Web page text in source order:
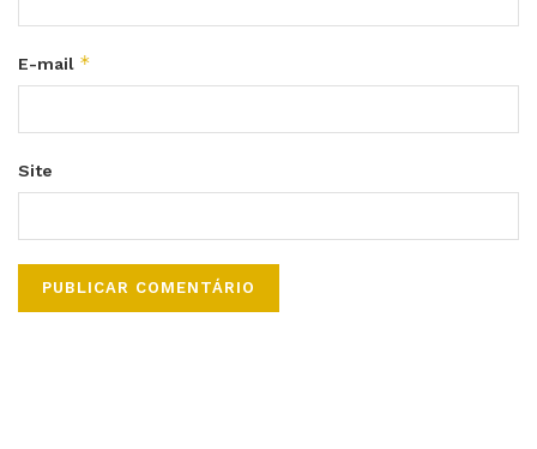
E-mail *
Site